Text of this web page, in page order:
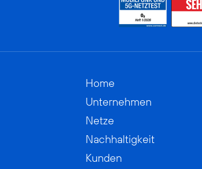
Home
Unternehmen
Netze
Nachhaltigkeit
Kunden